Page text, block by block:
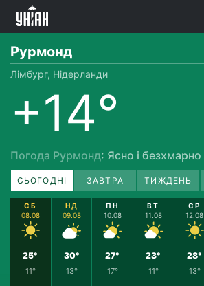
Рурмонд
Лімбург, Нідерланди
+14°
Погода Рурмонд: Ясно і безхмарно
СЬОГОДНІ ЗАВТРА ТИЖДЕНЬ
СБ
08.08
25°
11°
НД
09.08
30°
13°
ПН
10.08
27°
17°
ВТ
11.08
23°
11°
СР
12.08
28°
13°